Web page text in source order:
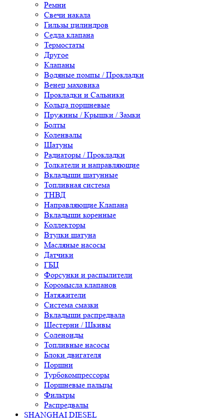
Ремни
Свечи накала
Гильзы цилиндров
Седла клапана
Термостаты
Другое
Клапаны
Водяные помпы / Прокладки
Венец маховика
Прокладки и Сальники
Кольца поршневые
Пружины / Крышки / Замки
Болты
Коленвалы
Шатуны
Радиаторы / Прокладки
Толкатели и направляющие
Вкладыши шатунные
Топливная система
ТНВД
Направляющие Клапана
Вкладыши коренные
Коллекторы
Втулки шатуна
Масляные насосы
Датчики
ГБЦ
Форсунки и распылители
Коромысла клапанов
Натяжители
Система смазки
Вкладыши распредвала
Шестерни / Шкивы
Соленоиды
Топливные насосы
Блоки двигателя
Поршни
Турбокомпрессоры
Поршневые пальцы
Фильтры
Распредвалы
SHANGHAI DIESEL